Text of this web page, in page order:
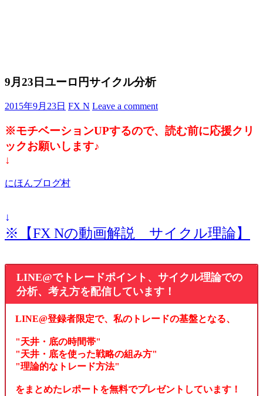
9月23日ユーロ円サイクル分析
2015年9月23日 FX N Leave a comment
※モチベーションUPするので、読む前に応援クリ
ックお願いします♪
↓
にほんブログ村
↓
※【FX Nの動画解説 サイクル理論】
LINE@でトレードポイント、サイクル理論での
分析、考え方を配信しています！
LINE@登録者限定で、私のトレードの基盤となる、
"天井・底の時間帯"
"天井・底を使った戦略の組み方"
"理論的なトレード方法"
をまとめたレポートを無料でプレゼントしています！